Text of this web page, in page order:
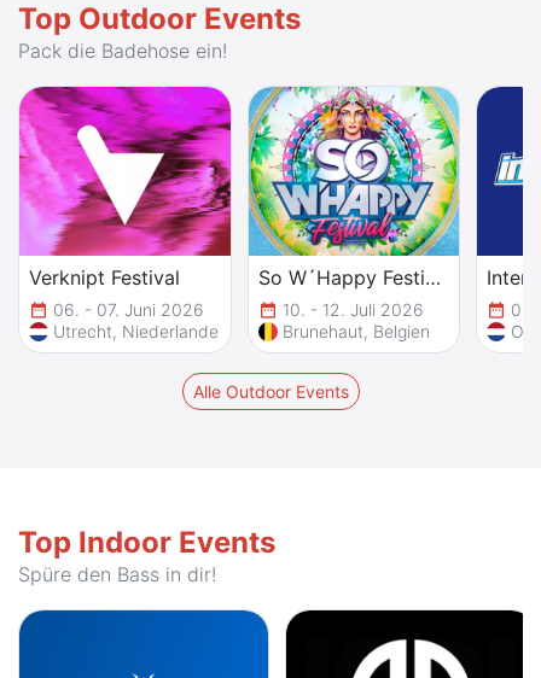
Top Outdoor Events
Pack die Badehose ein!
Verknipt Festival
date_range 06. - 07. Juni 2026
Utrecht, Niederlande
So W´Happy Festival
date_range 10. - 12. Juli 2026
Brunehaut, Belgien
date_range
Alle Outdoor Events
Top Indoor Events
Spüre den Bass in dir!